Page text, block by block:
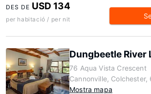
DES DE USD 134
per habitació / per nit
Dungbeetle River
76 Aqua Vista Crescent
Cannonville, Colchester,
Mostra mapa